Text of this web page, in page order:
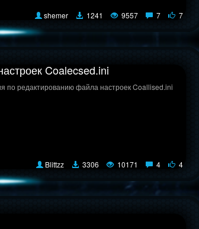
shemer 1241 9557 7 7
Coalecsed.ini
по редактированию файла настроек Coallised.ini
Blittzz 3306 10171 4 4